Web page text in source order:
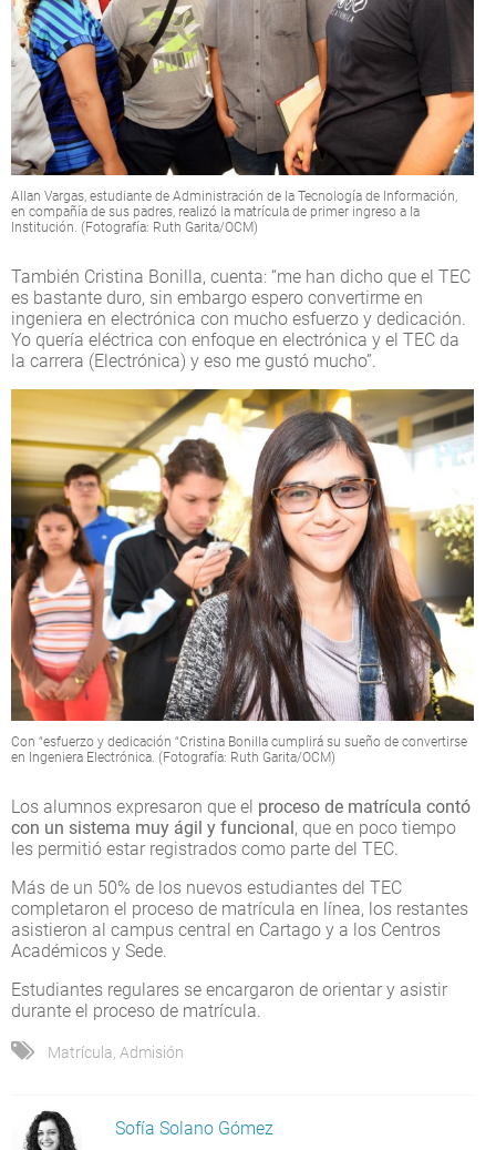
Allan Vargas, estudiante de Administración de la Tecnología de Información,
en compañía de sus padres, realizó la matrícula de primer ingreso a la
Institución. (Fotografía: Ruth Garita/OCM)
También Cristina Bonilla, cuenta: “me han dicho que el TEC
es bastante duro, sin embargo espero convertirme en
ingeniera en electrónica con mucho esfuerzo y dedicación.
Yo quería eléctrica con enfoque en electrónica y el TEC da
la carrera (Electrónica) y eso me gustó mucho”.
Con “esfuerzo y dedicación “Cristina Bonilla cumplirá su sueño de convertirse
en Ingeniera Electrónica. (Fotografía: Ruth Garita/OCM)
Los alumnos expresaron que el proceso de matrícula contó
con un sistema muy ágil y funcional , que en poco tiempo
les permitió estar registrados como parte del TEC.
Más de un 50% de los nuevos estudiantes del TEC
completaron el proceso de matrícula en línea, los restantes
asistieron al campus central en Cartago y a los Centros
Académicos y Sede.
Estudiantes regulares se encargaron de orientar y asistir
durante el proceso de matrícula.
Matrícula, Admisión
Sofía Solano Gómez